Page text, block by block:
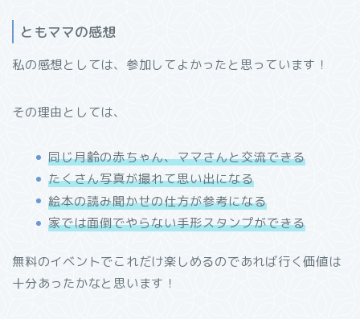
ともママの感想
私の感想としては、参加してよかったと思っています！
その理由としては、
同じ月齢の赤ちゃん、ママさんと交流できる
たくさん写真が撮れて思い出になる
絵本の読み聞かせの仕方が参考になる
家では面倒でやらない手形スタンプができる
無料のイベントでこれだけ楽しめるのであれば行く価値は
十分あったかなと思います！